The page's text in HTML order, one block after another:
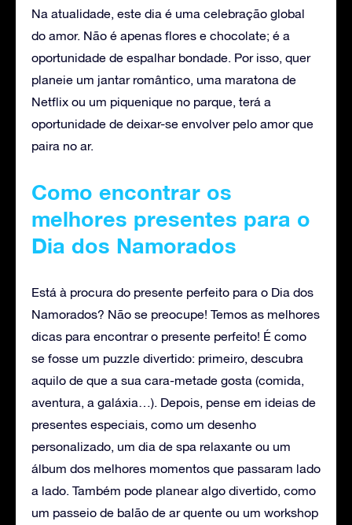
Na atualidade, este dia é uma celebração global
do amor. Não é apenas flores e chocolate; é a
oportunidade de espalhar bondade. Por isso, quer
planeie um jantar romântico, uma maratona de
Netflix ou um piquenique no parque, terá a
oportunidade de deixar-se envolver pelo amor que
paira no ar.
Como encontrar os
melhores presentes para o
Dia dos Namorados
Está à procura do presente perfeito para o Dia dos
Namorados? Não se preocupe! Temos as melhores
dicas para encontrar o presente perfeito! É como
se fosse um puzzle divertido: primeiro, descubra
aquilo de que a sua cara-metade gosta (comida,
aventura, a galáxia…). Depois, pense em ideias de
presentes especiais, como um desenho
personalizado, um dia de spa relaxante ou um
álbum dos melhores momentos que passaram lado
a lado. Também pode planear algo divertido, como
um passeio de balão de ar quente ou um workshop